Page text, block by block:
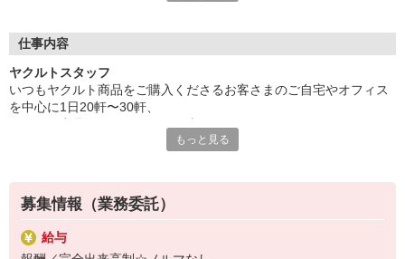
◆急なお休みにもスタッフ同士で快くフォロー
など、働くママの多いヤクルトならではの
仕事×育児のお悩みをスッキリ解決に導きます☆
仕事内容
ヤクルトスタッフ
いつもヤクルト商品をご購入くださるお客さまのご自宅やオフィス
を中心に1日20軒〜30軒、
商品を通じてお客さまとふれあう楽しさ、健康的な生活にお役立ち
す！
☆ココがPoint☆
・職場の近くに保育所があるから、送り迎えの時間の心配がいりま
もっと見る
募集情報（業務委託）
給与